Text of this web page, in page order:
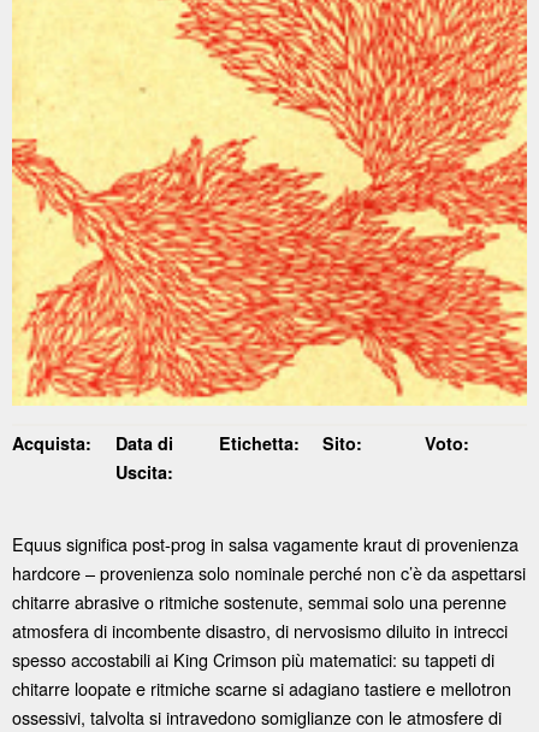
Acquista:
Data di
Uscita:
Etichetta: Sito: Voto:
Equus significa post-prog in salsa vagamente kraut di provenienza
hardcore – provenienza solo nominale perché non c’è da aspettarsi
chitarre abrasive o ritmiche sostenute, semmai solo una perenne
atmosfera di incombente disastro, di nervosismo diluito in intrecci
spesso accostabili ai King Crimson più matematici: su tappeti di
chitarre loopate e ritmiche scarne si adagiano tastiere e mellotron
ossessivi, talvolta si intravedono somiglianze con le atmosfere di